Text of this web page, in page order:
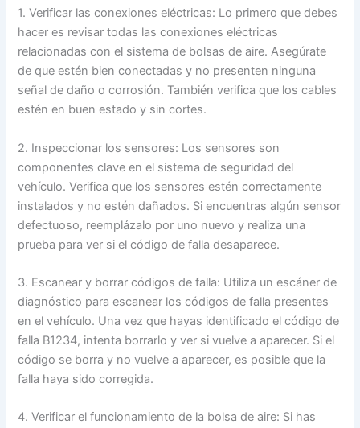
1. Verificar las conexiones eléctricas: Lo primero que debes
hacer es revisar todas las conexiones eléctricas
relacionadas con el sistema de bolsas de aire. Asegúrate
de que estén bien conectadas y no presenten ninguna
señal de daño o corrosión. También verifica que los cables
estén en buen estado y sin cortes.
2. Inspeccionar los sensores: Los sensores son
componentes clave en el sistema de seguridad del
vehículo. Verifica que los sensores estén correctamente
instalados y no estén dañados. Si encuentras algún sensor
defectuoso, reemplázalo por uno nuevo y realiza una
prueba para ver si el código de falla desaparece.
3. Escanear y borrar códigos de falla: Utiliza un escáner de
diagnóstico para escanear los códigos de falla presentes
en el vehículo. Una vez que hayas identificado el código de
falla B1234, intenta borrarlo y ver si vuelve a aparecer. Si el
código se borra y no vuelve a aparecer, es posible que la
falla haya sido corregida.
4. Verificar el funcionamiento de la bolsa de aire: Si has